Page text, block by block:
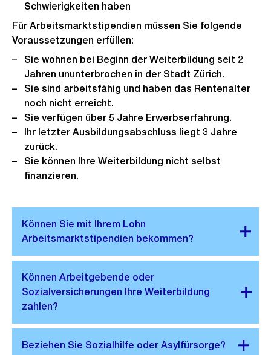
Schwierigkeiten haben
Für Arbeitsmarktstipendien müssen Sie folgende
Voraussetzungen erfüllen:
Sie wohnen bei Beginn der Weiterbildung seit 2
Jahren ununterbrochen in der Stadt Zürich.
Sie sind arbeitsfähig und haben das Rentenalter
noch nicht erreicht.
Sie verfügen über 5 Jahre Erwerbserfahrung.
Ihr letzter Ausbildungsabschluss liegt 3 Jahre
zurück.
Sie können Ihre Weiterbildung nicht selbst
finanzieren.